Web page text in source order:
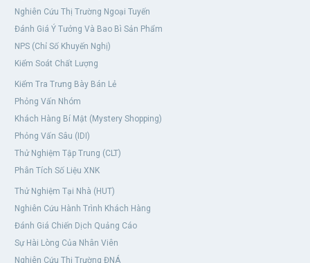
Nghiên Cứu Thị Trường Ngoại Tuyến
Đánh Giá Ý Tưởng Và Bao Bì Sản Phẩm
NPS (Chỉ Số Khuyến Nghị)
Kiểm Soát Chất Lượng
Kiểm Tra Trưng Bày Bán Lẻ
Phỏng Vấn Nhóm
Khách Hàng Bí Mật (Mystery Shopping)
Phỏng Vấn Sâu (IDI)
Thử Nghiệm Tập Trung (CLT)
Phân Tích Số Liệu XNK
Thử Nghiệm Tại Nhà (HUT)
Nghiên Cứu Hành Trình Khách Hàng
Đánh Giá Chiến Dịch Quảng Cáo
Sự Hài Lòng Của Nhân Viên
Nghiên Cứu Thị Trường ĐNÁ